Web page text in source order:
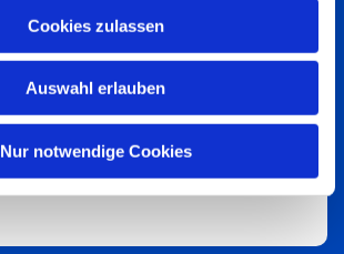
Cookies zulassen
Auswahl erlauben
Nur notwendige Cookies